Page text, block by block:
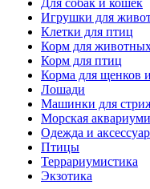
Для собак и кошек
Игрушки для
Клетки для птиц
Корм для
Корм для птиц
Корма для щенков
Лошади
Машинки для
Морская
Одежда и
Птицы
Террариумистика
Экзотика